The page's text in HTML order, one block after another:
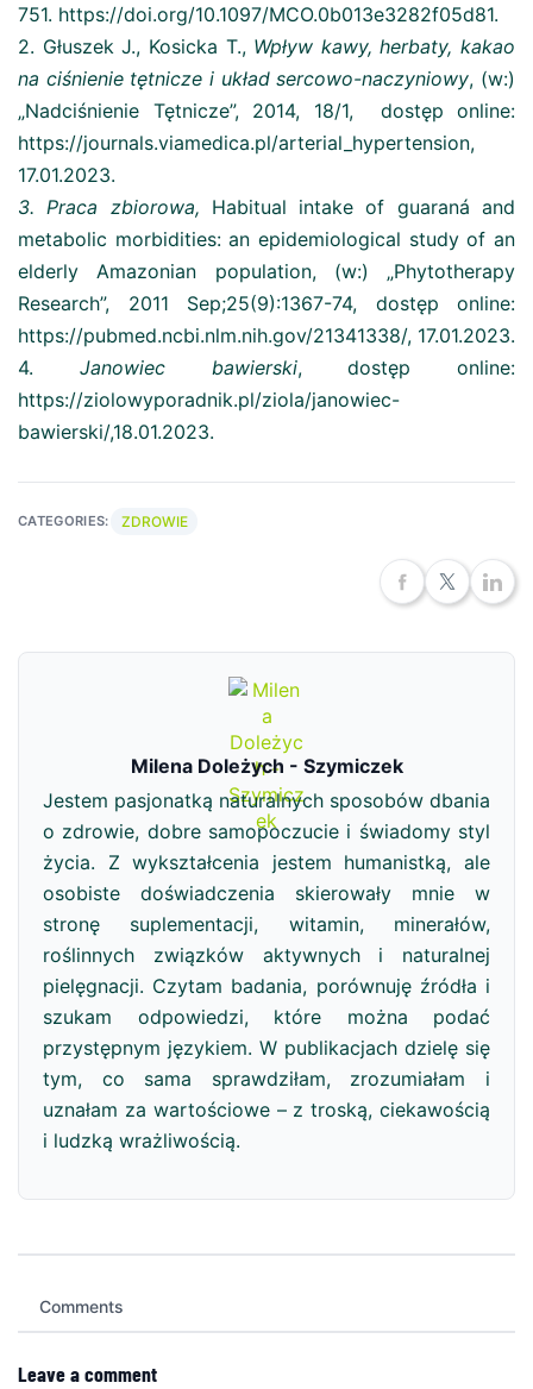
751. https://doi.org/10.1097/MCO.0b013e3282f05d81.
2. Głuszek J., Kosicka T., Wpływ kawy, herbaty, kakao
na ciśnienie tętnicze i układ sercowo-naczyniowy, (w:)
„Nadciśnienie Tętnicze”, 2014, 18/1, dostęp online:
https://journals.viamedica.pl/arterial_hypertension,
17.01.2023.
3. Praca zbiorowa, Habitual intake of guaraná and
metabolic morbidities: an epidemiological study of an
elderly Amazonian population, (w:) „Phytotherapy
Research”, 2011 Sep;25(9):1367-74, dostęp online:
https://pubmed.ncbi.nlm.nih.gov/21341338/, 17.01.2023.
4. Janowiec bawierski, dostęp online:
https://ziolowyporadnik.pl/ziola/janowiec-
bawierski/,18.01.2023.
CATEGORIES: ZDROWIE
Milena Doleżych - Szymiczek
Jestem pasjonatką naturalnych sposobów dbania
o zdrowie, dobre samopoczucie i świadomy styl
życia. Z wykształcenia jestem humanistką, ale
osobiste doświadczenia skierowały mnie w
stronę suplementacji, witamin, minerałów,
roślinnych związków aktywnych i naturalnej
pielęgnacji. Czytam badania, porównuję źródła i
szukam odpowiedzi, które można podać
przystępnym językiem. W publikacjach dzielę się
tym, co sama sprawdziłam, zrozumiałam i
uznałam za wartościowe – z troską, ciekawością
i ludzką wrażliwością.
Comments
Leave a comment